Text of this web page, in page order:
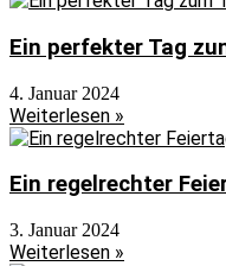
Ein perfekter Tag
4. Januar 2024
Weiterlesen »
Ein regelrechter
3. Januar 2024
Weiterlesen »